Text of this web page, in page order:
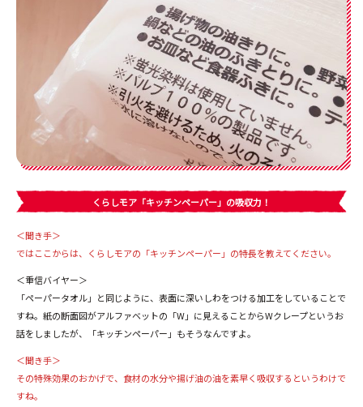
くらしモア「キッチンペーパー」の吸収力！
＜聞き手＞
ではここからは、くらしモアの「キッチンペーパー」の特長を教えてください。
＜重信バイヤー＞
「ペーパータオル」と同じように、表面に深いしわをつける加工をしていることで
すね。紙の断面図がアルファベットの「W」に見えることからWクレープというお
話をしましたが、「キッチンペーパー」もそうなんですよ。
＜聞き手＞
その特殊効果のおかげで、食材の水分や揚げ油の油を素早く吸収するというわけで
すね。